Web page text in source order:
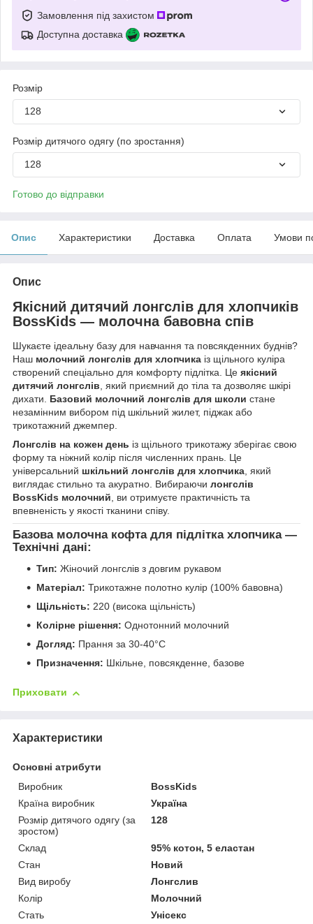
Замовлення під захистом
Доступна доставка
Розмір
128
Розмір дитячого одягу (по зростання)
128
Готово до відправки
Опис Характеристики Доставка Оплата Умови
Опис
Якісний дитячий лонгслів для хлопчиків
BossKids — молочна бавовна спів
Шукаєте ідеальну базу для навчання та повсякденних буднів?
Наш молочний лонгслів для хлопчика із щільного куліра
створений спеціально для комфорту підлітка. Це якісний
дитячий лонгслів, який приємний до тіла та дозволяє шкірі
дихати. Базовий молочний лонгслів для школи стане
незамінним вибором під шкільний жилет, піджак або
трикотажний джемпер.
Лонгслів на кожен день із щільного трикотажу зберігає свою
форму та ніжний колір після численних прань. Це
універсальний шкільний лонгслів для хлопчика, який
виглядає стильно та акуратно. Вибираючи лонгслів
BossKids молочний, ви отримуєте практичність та
впевненість у якості тканини співу.
Базова молочна кофта для підлітка хлопчика —
Технічні дані:
Тип: Жіночий лонгслів з довгим рукавом
Матеріал: Трикотажне полотно кулір (100% бавовна)
Щільність: 220 (висока щільність)
Колірне рішення: Однотонний молочний
Догляд: Прання за 30-40°C
Призначення: Шкільне, повсякденне, базове
Приховати
Характеристики
Основні атрибути
Виробник
BossKids
Країна виробник
Україна
Розмір дитячого одягу (за
зростом)
128
Склад
95% котон, 5 еластан
Стан
Новий
Вид виробу
Лонгслив
Колір
Молочний
Стать
Унісекс